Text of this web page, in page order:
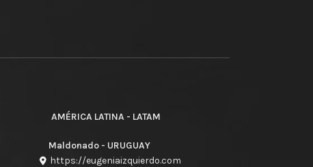
AMÉRICA LATINA - LATAM
Maldonado - URUGUAY
https://eugeniaizquierdo.com